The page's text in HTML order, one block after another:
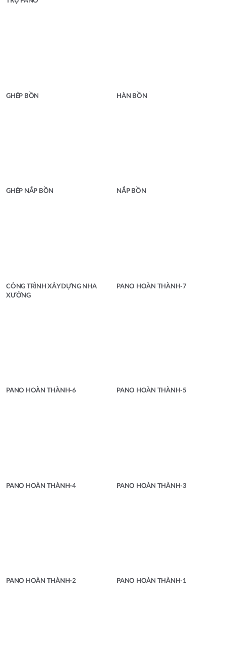
GHÉP BỒN HÀN BỒN
GHÉP NẮP BỒN NẮP BỒN
CÔNG TRÌNH XÂY DỰNG NHA
XƯỞNG
PANO HOÀN THÀNH-7
PANO HOÀN THÀNH-6 PANO HOÀN THÀNH-5
PANO HOÀN THÀNH-4 PANO HOÀN THÀNH-3
PANO HOÀN THÀNH-2 PANO HOÀN THÀNH-1